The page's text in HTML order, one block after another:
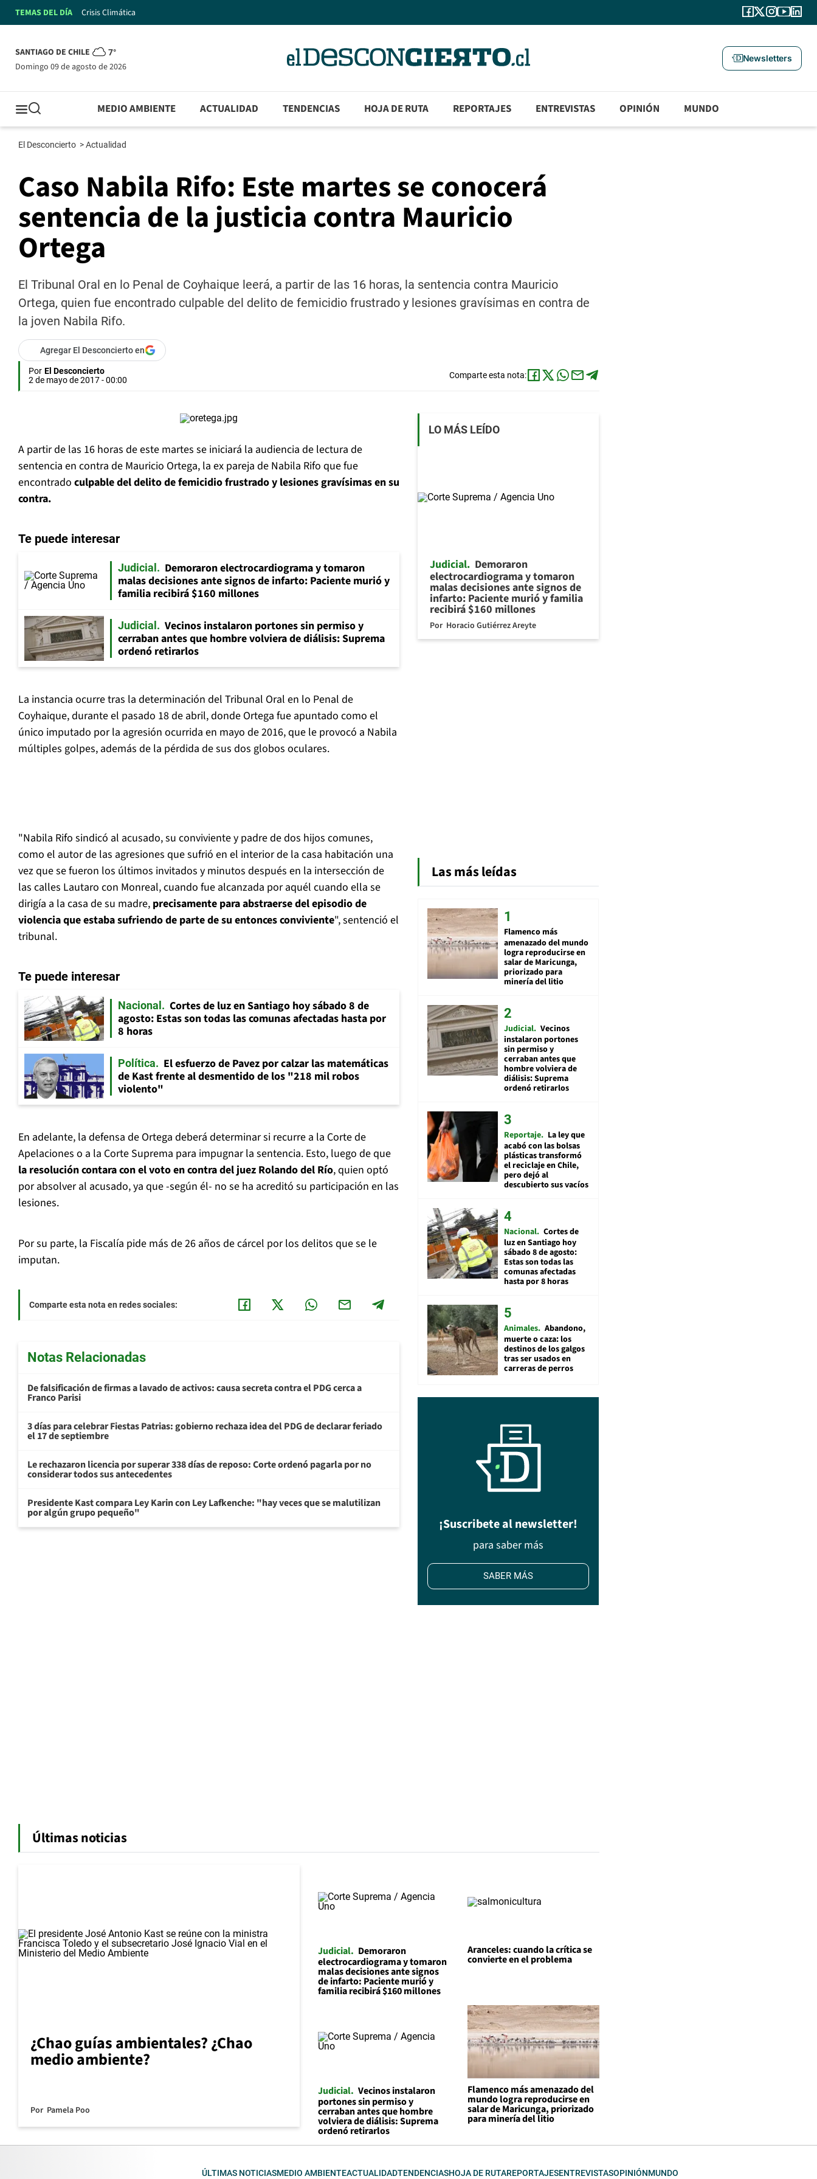
TEMAS DEL DÍA Crisis Climática
SANTIAGO DE CHILE 7°
domingo 09 de agosto de 2026
Newsletters
MEDIO AMBIENTE ACTUALIDAD TENDENCIAS HOJA DE RUTA REPORTAJES ENTREVISTAS OPINIÓN MUNDO
El Desconcierto >Actualidad
Caso Nabila Rifo: Este martes se conocerá
sentencia de la justicia contra Mauricio
Ortega
El Tribunal Oral en lo Penal de Coyhaique leerá, a partir de las 16 horas, la sentencia contra Mauricio
Ortega, quien fue encontrado culpable del delito de femicidio frustrado y lesiones gravísimas en contra de
la joven Nabila Rifo.
Agregar El Desconcierto en
Por El Desconcierto
2 de mayo de 2017 - 00:00
Comparte esta nota:
A partir de las 16 horas de este martes se iniciará la audiencia de lectura de
sentencia en contra de Mauricio Ortega, la ex pareja de Nabila Rifo que fue
encontrado culpable del delito de femicidio frustrado y lesiones gravísimas en su
contra.
Te puede interesar
Judicial
Demoraron electrocardiograma y tomaron
malas decisiones ante signos de infarto: Paciente murió y
familia recibirá $160 millones
Judicial
Vecinos instalaron portones sin permiso y
cerraban antes que hombre volviera de diálisis: Suprema
ordenó retirarlos
La instancia ocurre tras la determinación del Tribunal Oral en lo Penal de
Coyhaique, durante el pasado 18 de abril, donde Ortega fue apuntado como el
único imputado por la agresión ocurrida en mayo de 2016, que le provocó a Nabila
múltiples golpes, además de la pérdida de sus dos globos oculares.
"Nabila Rifo sindicó al acusado, su conviviente y padre de dos hijos comunes,
como el autor de las agresiones que sufrió en el interior de la casa habitación una
vez que se fueron los últimos invitados y minutos después en la intersección de
las calles Lautaro con Monreal, cuando fue alcanzada por aquél cuando ella se
dirigía a la casa de su madre, precisamente para abstraerse del episodio de
violencia que estaba sufriendo de parte de su entonces conviviente", sentenció el
tribunal.
Te puede interesar
Nacional
Cortes de luz en Santiago hoy sábado 8 de
agosto: Estas son todas las comunas afectadas hasta por
8 horas
Política
El esfuerzo de Pavez por calzar las matemáticas
de Kast frente al desmentido de los "218 mil robos
violento"
En adelante, la defensa de Ortega deberá determinar si recurre a la Corte de
Apelaciones o a la Corte Suprema para impugnar la sentencia. Esto, luego de que
la resolución contara con el voto en contra del juez Rolando del Río, quien optó
por absolver al acusado, ya que -según él- no se ha acreditó su participación en las
lesiones.
Por su parte, la Fiscalía pide más de 26 años de cárcel por los delitos que se le
imputan.
Comparte esta nota en redes sociales:
Notas Relacionadas
De falsificación de firmas a lavado de activos: causa secreta contra el PDG cerca a
Franco Parisi
3 días para celebrar Fiestas Patrias: gobierno rechaza idea del PDG de declarar feriado
el 17 de septiembre
Le rechazaron licencia por superar 338 días de reposo: Corte ordenó pagarla por no
considerar todos sus antecedentes
Presidente Kast compara Ley Karin con Ley Lafkenche: "hay veces que se malutilizan
por algún grupo pequeño"
LO MÁS LEÍDO
Judicial Demoraron
electrocardiograma y tomaron
malas decisiones ante signos de
infarto: Paciente murió y familia
recibirá $160 millones
Por Horacio Gutiérrez Areyte
Las más leídas
Flamenco más
amenazado del mundo
logra reproducirse en
salar de Maricunga,
priorizado para
minería del litio
Judicial Vecinos
instalaron portones
sin permiso y
cerraban antes que
hombre volviera de
diálisis: Suprema
ordenó retirarlos
Reportaje La ley que
acabó con las bolsas
plásticas transformó
el reciclaje en Chile,
pero dejó al
descubierto sus vacíos
Nacional Cortes de
luz en Santiago hoy
sábado 8 de agosto:
Estas son todas las
comunas afectadas
hasta por 8 horas
Animales Abandono,
muerte o caza: los
destinos de los galgos
tras ser usados en
carreras de perros
¡Suscribete al newsletter!
para saber más
SABER MÁS
Últimas noticias
¿Chao guías ambientales? ¿Chao
medio ambiente?
Por Pamela Poo
Judicial
Demoraron
electrocardiograma y tomaron
malas decisiones ante signos
de infarto: Paciente murió y
familia recibirá $160 millones
Aranceles: cuando la crítica se
convierte en el problema
Judicial Vecinos instalaron
portones sin permiso y
cerraban antes que hombre
volviera de diálisis: Suprema
ordenó retirarlos
Flamenco más amenazado del
mundo logra reproducirse en
salar de Maricunga, priorizado
para minería del litio
ÚLTIMAS NOTICIASMEDIO AMBIENTEACTUALIDADTENDENCIASHOJA DE RUTAREPORTAJESENTREVISTASOPINIÓNMUNDO